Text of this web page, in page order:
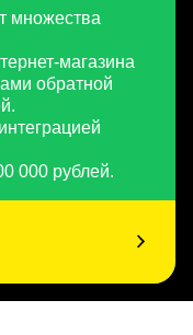
множества
магазина
обратной
000 рублей.